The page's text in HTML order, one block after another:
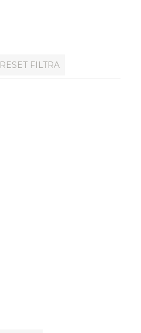
RESET FILTRA